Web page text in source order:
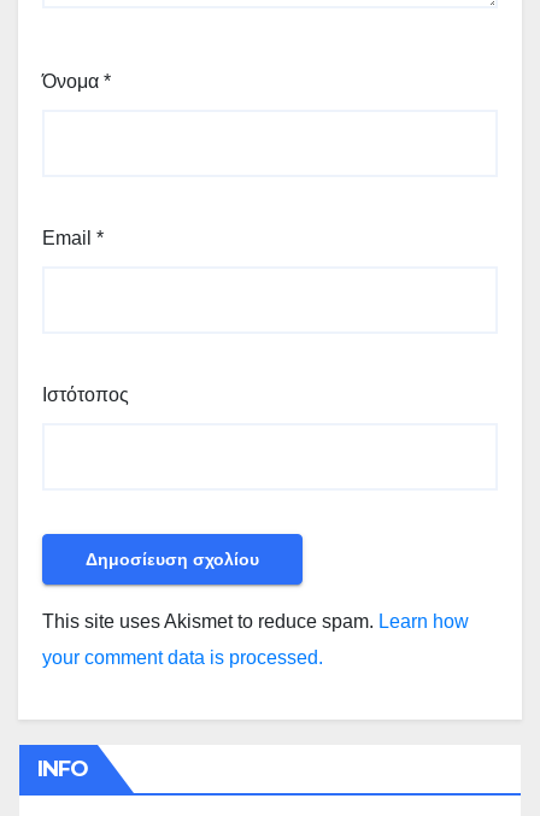
Όνομα *
Email *
Ιστότοπος
This site uses Akismet to reduce spam. Learn how
your comment data is processed.
INFO